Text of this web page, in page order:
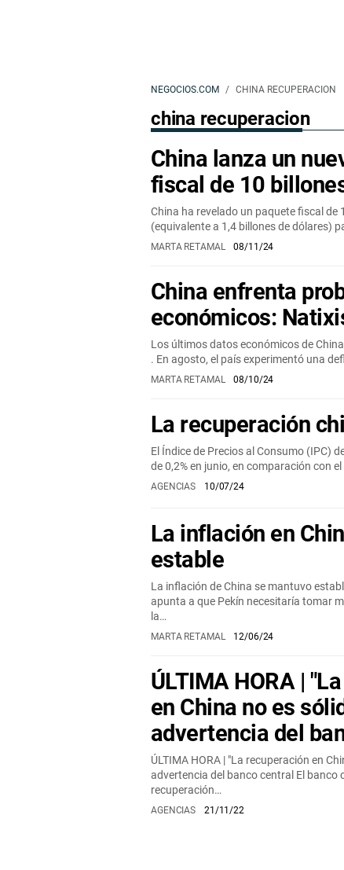
NEGOCIOS.COM CHINA RECUPERACION
china recuperacion
China lanza un
fiscal de 10
China ha revelado un paquete fiscal de
(equivalente a 1,4 billones de dólares)
MARTA RETAMAL 08/11/24
China enfrenta
económicos:
Los últimos datos económicos de
. En agosto, el país experimentó una
MARTA RETAMAL 08/10/24
La recuperación
El Índice de Precios al Consumo (IPC)
de 0,2% en junio, en comparación con
AGENCIAS 10/07/24
La inflación en
estable
La inflación de China se mantuvo
apunta a que Pekín necesitaría tomar
la…
MARTA RETAMAL 12/06/24
ÚLTIMA HORA |
en China no es
advertencia del
ÚLTIMA HORA | "La recuperación en
advertencia del banco central El banco
recuperación…
AGENCIAS 21/11/22